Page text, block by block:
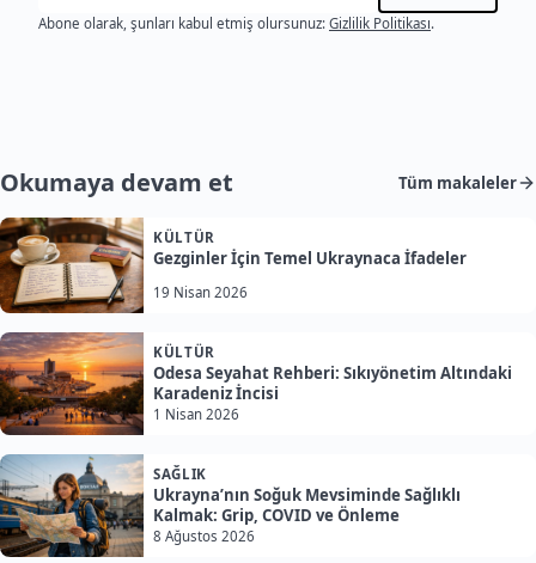
Abone olarak, şunları kabul etmiş olursunuz: Gizlilik Politikası.
Okumaya devam et Tüm makaleler
KÜLTÜR
Gezginler İçin Temel Ukraynaca İfadeler
19 Nisan 2026
KÜLTÜR
Odesa Seyahat Rehberi: Sıkıyönetim Altındaki
Karadeniz İncisi
1 Nisan 2026
SAĞLIK
Ukrayna’nın Soğuk Mevsiminde Sağlıklı
Kalmak: Grip, COVID ve Önleme
8 Ağustos 2026